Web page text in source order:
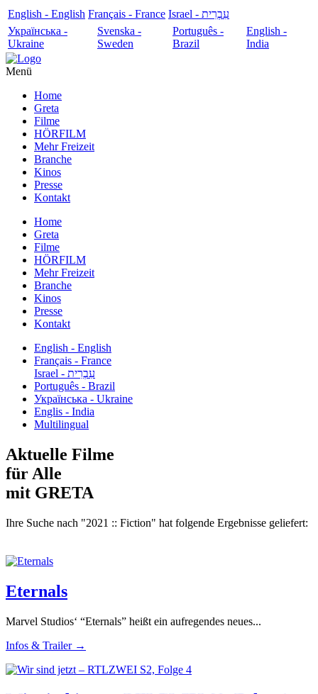
English - English Français - France
עִבְרִית - Israel
Українська -
Ukraine
Svenska -
Sweden
Português -
Brazil
English -
India
Menü
Home
Greta
Filme
HÖRFILM
Mehr Freizeit
Branche
Kinos
Presse
Kontakt
Home
Greta
Filme
HÖRFILM
Mehr Freizeit
Branche
Kinos
Presse
Kontakt
English - English
Français - France
עִבְרִית - Israel
Português - Brazil
Українська - Ukraine
Englis - India
Multilingual
Aktuelle Filme
für Alle
mit GRETA
Ihre Suche nach "2021 :: Fiction" hat folgende Ergebnisse geliefert:
Eternals
Marvel Studios‘ “Eternals” heißt ein aufregendes neues...
Infos & Trailer →